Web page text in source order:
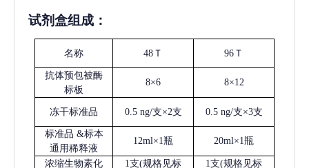
试剂盒组成：
名称 48Ｔ 96Ｔ
抗体预包被酶
标板
8×6 8×12
冻干标准品 0.5 ng/支×2支 0.5 ng/支×3支
标准品 &标本
通用稀释液
12ml×1瓶 20ml×1瓶
浓缩生物素化
1支(规格见标
1支(规格见标